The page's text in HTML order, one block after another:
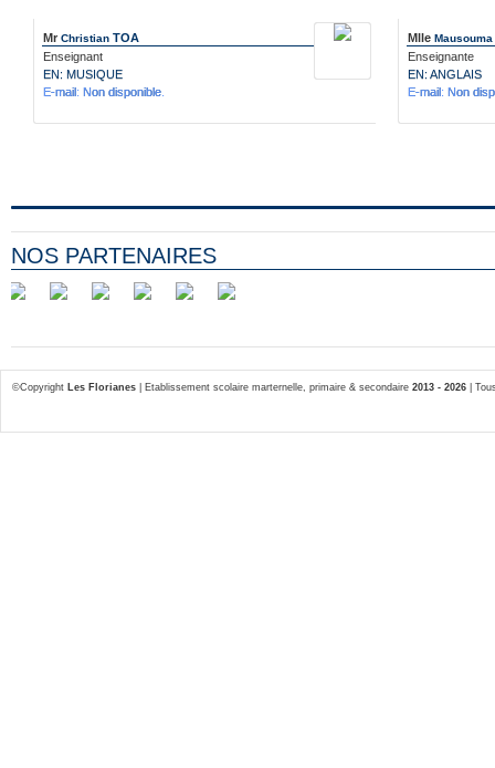
Mr Christian TOA
Enseignant
EN: MUSIQUE
E-mail: Non disponible.
Mlle Mausouma
Enseignante
EN: ANGLAIS
E-mail: Non
NOS PARTENAIRES
©Copyright Les Florianes | Etablissement scolaire marternelle, primaire & secondaire 2013 - 2026 |